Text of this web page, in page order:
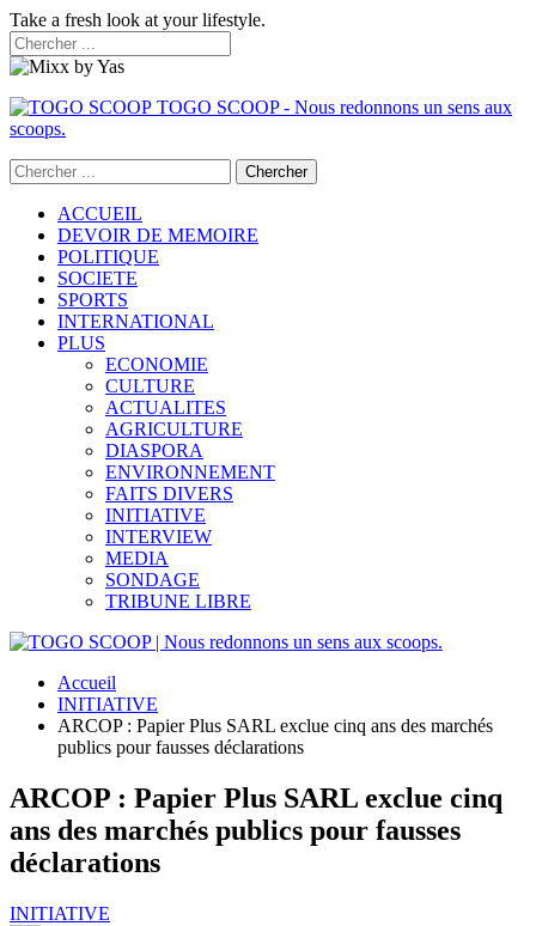
Take a fresh look at your lifestyle.
TOGO SCOOP - Nous redonnons un sens aux
scoops.
ACCUEIL
DEVOIR DE MEMOIRE
POLITIQUE
SOCIETE
SPORTS
INTERNATIONAL
PLUS
ECONOMIE
CULTURE
ACTUALITES
AGRICULTURE
DIASPORA
ENVIRONNEMENT
FAITS DIVERS
INITIATIVE
INTERVIEW
MEDIA
SONDAGE
TRIBUNE LIBRE
Accueil
INITIATIVE
ARCOP : Papier Plus SARL exclue cinq ans des marchés
publics pour fausses déclarations
ARCOP : Papier Plus SARL exclue cinq
ans des marchés publics pour fausses
déclarations
INITIATIVE